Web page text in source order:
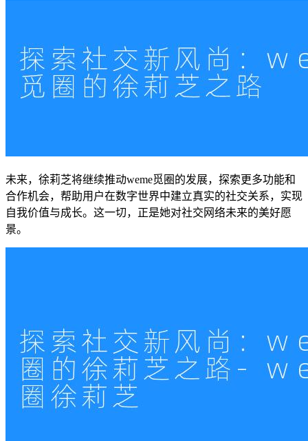
未来，徐莉芝将继续推动weme觅圈的发展，探索更多功能和
合作机会，帮助用户在数字世界中建立真实的社交关系，实现
自我价值与成长。这一切，正是她对社交网络未来的美好愿
景。